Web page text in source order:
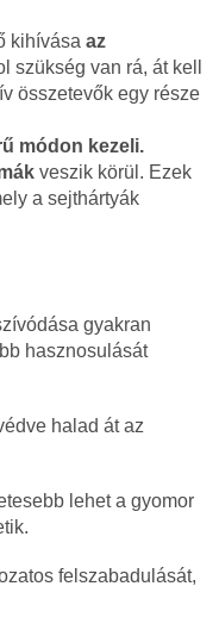
kihívása az
szükség van rá, át kell
összetevők egy része
módon kezeli.
veszik körül. Ezek
a sejthártyák
gyakran
hasznosulását
halad át az
lehet a gyomor
felszabadulását,